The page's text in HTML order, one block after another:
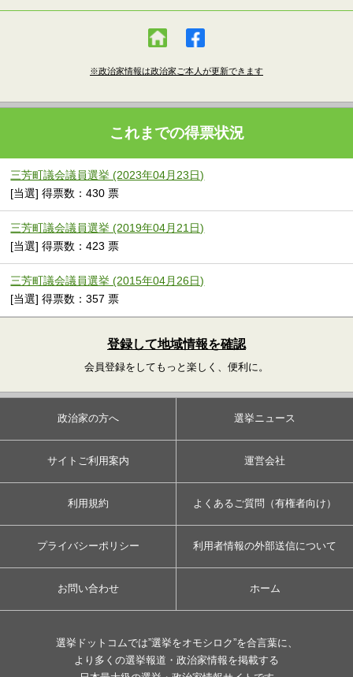
※政治家情報は政治家ご本人が更新できます
これまでの得票状況
三芳町議会議員選挙 (2023年04月23日)
[当選] 得票数：430 票
三芳町議会議員選挙 (2019年04月21日)
[当選] 得票数：423 票
三芳町議会議員選挙 (2015年04月26日)
[当選] 得票数：357 票
登録して地域情報を確認
会員登録をしてもっと楽しく、便利に。
政治家の方へ 選挙ニュース
サイトご利用案内 運営会社
利用規約 よくあるご質問（有権者向け）
プライバシーポリシー 利用者情報の外部送信について
お問い合わせ ホーム
選挙ドットコムでは”選挙をオモシロク”を合言葉に、
より多くの選挙報道・政治家情報を掲載する